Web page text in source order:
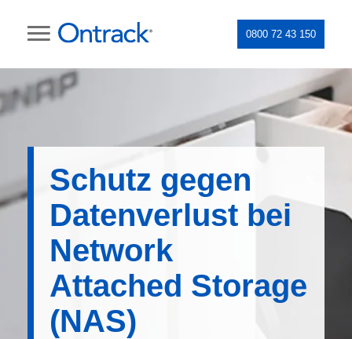
0800 72 43 150
Schutz gegen
Datenverlust bei
Network
Attached Storage
(NAS)